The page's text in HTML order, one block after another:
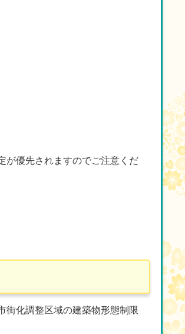
が優先されますのでご注意くだ
街化調整区域の建築物形態制限